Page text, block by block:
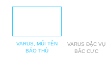
VARUS, MŨI TÊN
BÁO THÙ
VARUS ĐẶC VỤ
BẮC CỰC